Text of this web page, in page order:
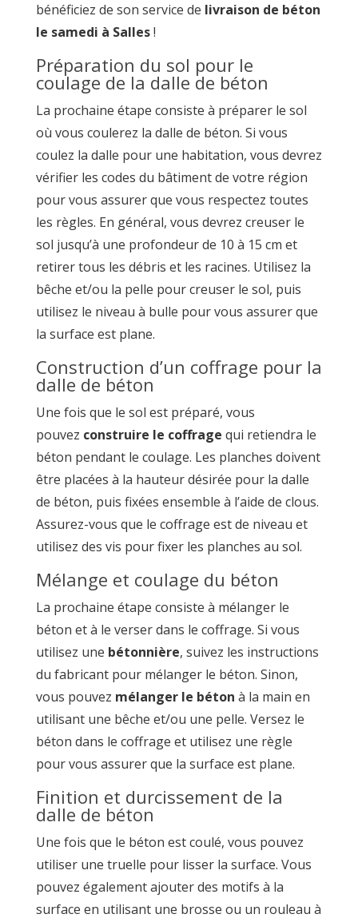
bénéficiez de son service de livraison de béton
le samedi à Salles!
Préparation du sol pour le
coulage de la dalle de béton
La prochaine étape consiste à préparer le sol
où vous coulerez la dalle de béton. Si vous
coulez la dalle pour une habitation, vous devrez
vérifier les codes du bâtiment de votre région
pour vous assurer que vous respectez toutes
les règles. En général, vous devrez creuser le
sol jusqu’à une profondeur de 10 à 15 cm et
retirer tous les débris et les racines. Utilisez la
bêche et/ou la pelle pour creuser le sol, puis
utilisez le niveau à bulle pour vous assurer que
la surface est plane.
Construction d’un coffrage pour la
dalle de béton
Une fois que le sol est préparé, vous
pouvez construire le coffrage qui retiendra le
béton pendant le coulage. Les planches doivent
être placées à la hauteur désirée pour la dalle
de béton, puis fixées ensemble à l’aide de clous.
Assurez-vous que le coffrage est de niveau et
utilisez des vis pour fixer les planches au sol.
Mélange et coulage du béton
La prochaine étape consiste à mélanger le
béton et à le verser dans le coffrage. Si vous
utilisez une bétonnière, suivez les instructions
du fabricant pour mélanger le béton. Sinon,
vous pouvez mélanger le béton à la main en
utilisant une bêche et/ou une pelle. Versez le
béton dans le coffrage et utilisez une règle
pour vous assurer que la surface est plane.
Finition et durcissement de la
dalle de béton
Une fois que le béton est coulé, vous pouvez
utiliser une truelle pour lisser la surface. Vous
pouvez également ajouter des motifs à la
surface en utilisant une brosse ou un rouleau à